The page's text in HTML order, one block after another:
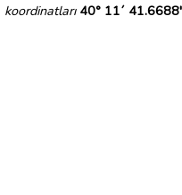
koordinatları 40° 11´